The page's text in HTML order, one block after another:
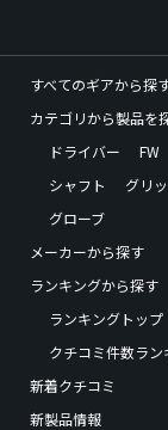
すべてのギアから探
カテゴリから製品を
ドライバー
FW
シャフト
グリ
グローブ
メーカーから探す
ランキングから探す
ランキングトップ
クチコミ件数ラン
新着クチコミ
新製品情報